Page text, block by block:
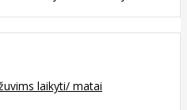
laikyti/ matai